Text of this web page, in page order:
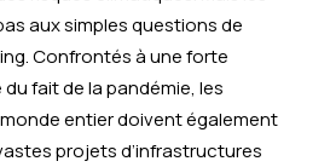
aux simples questions de
Confrontés à une forte
fait de la pandémie, les
entier doivent également
projets d’infrastructures